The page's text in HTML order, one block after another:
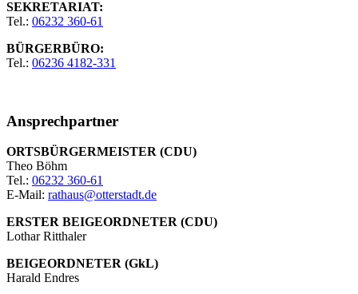
SEKRETARIAT:
Tel.: 06232 360-61
BÜRGERBÜRO:
Tel.: 06236 4182-331
Ansprechpartner
ORTSBÜRGERMEISTER (CDU)
Theo Böhm
Tel.: 06232 360-61
E-Mail: rathaus@otterstadt.de
ERSTER BEIGEORDNETER (CDU)
Lothar Ritthaler
BEIGEORDNETER (GkL)
Harald Endres